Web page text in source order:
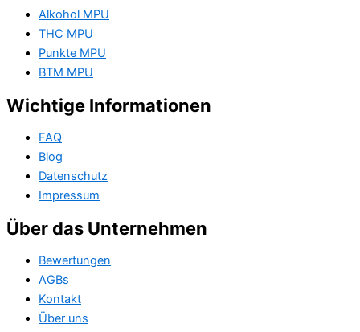
Alkohol MPU
THC MPU
Punkte MPU
BTM MPU
Wichtige Informationen
FAQ
Blog
Datenschutz
Impressum
Über das Unternehmen
Bewertungen
AGBs
Kontakt
Über uns